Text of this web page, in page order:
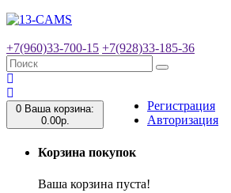
+7(960)33-700-15 +7(928)33-185-36
Регистрация
Авторизация
0 Ваша корзина:
0.00р.
Корзина покупок
Ваша корзина пуста!